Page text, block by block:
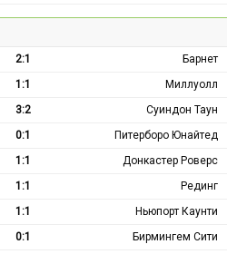
2:1
Барнет
1:1
Миллуолл
3:2
Суиндон Таун
0:1
Питерборо Юнайтед
1:1
Донкастер Роверс
1:1
Рединг
1:1
Ньюпорт Каунти
0:1
Бирмингем Сити